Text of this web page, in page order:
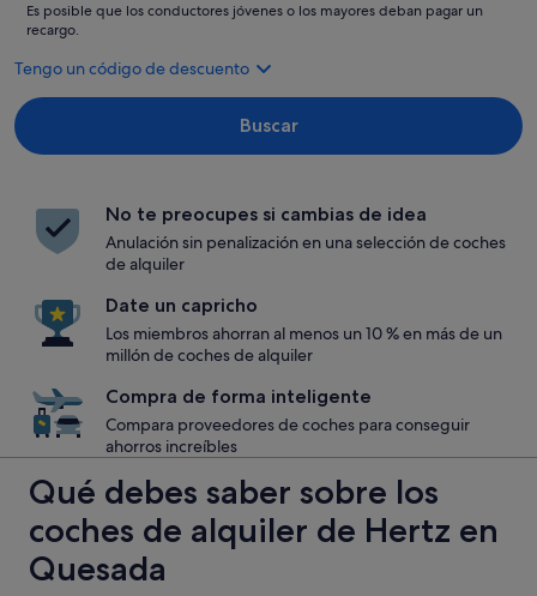
Es posible que los conductores jóvenes o los mayores deban pagar un
recargo.
Tengo un código de descuento
Buscar
No te preocupes si cambias de idea
Anulación sin penalización en una selección de coches
de alquiler
Date un capricho
Los miembros ahorran al menos un 10 % en más de un
millón de coches de alquiler
Compra de forma inteligente
Compara proveedores de coches para conseguir
ahorros increíbles
Qué debes saber sobre los
coches de alquiler de Hertz en
Quesada